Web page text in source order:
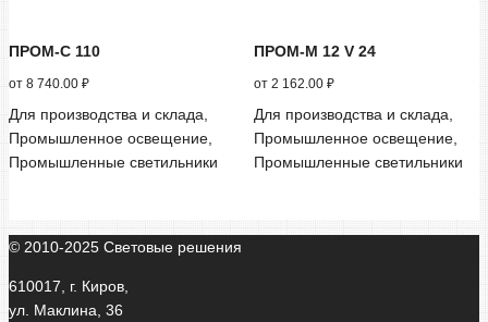
ПРОМ-С 110
от 8 740.00 ₽
Для производства и склада,
Промышленное освещение,
Промышленные светильники
ПРОМ-М 12 V 24
от 2 162.00 ₽
Для производства и склада,
Промышленное освещение,
Промышленные светильники
© 2010-2025 Световые решения
610017, г. Киров,
ул. Маклина, 36